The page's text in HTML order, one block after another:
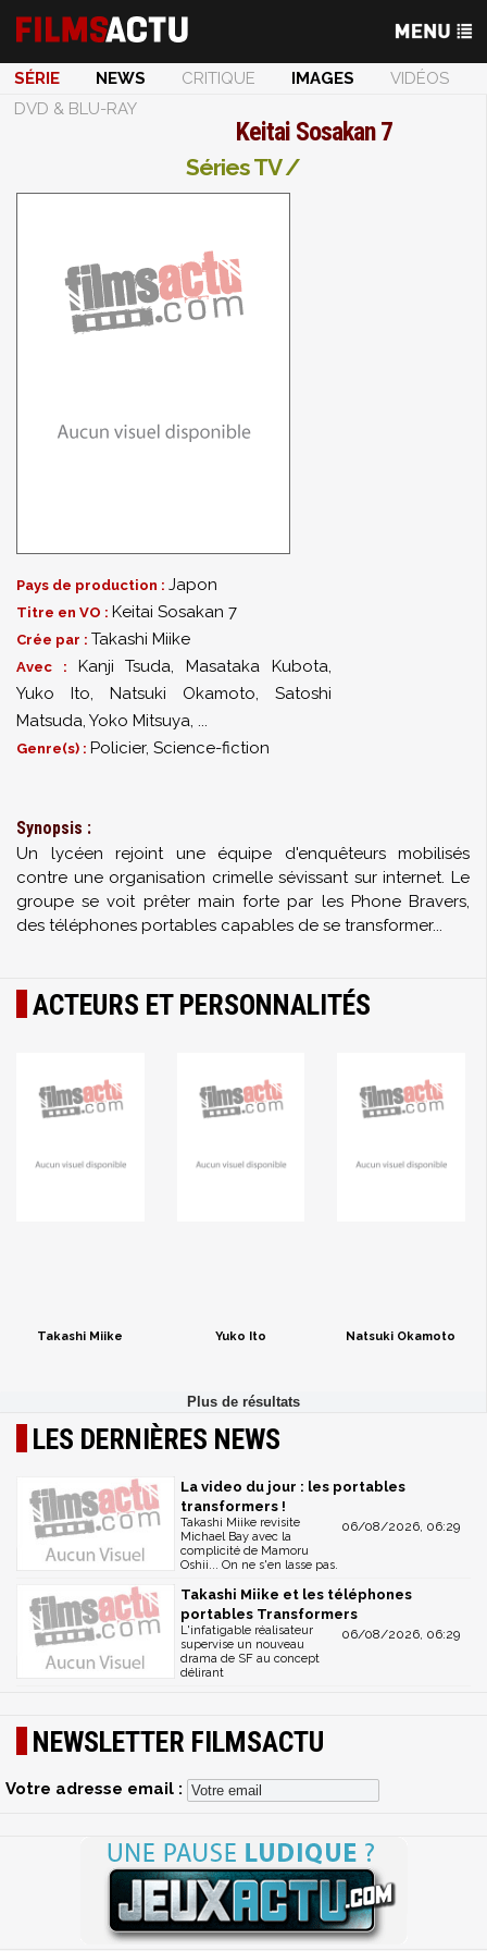
SÉRIE NEWS CRITIQUE IMAGES
VIDÉOS
DVD & BLU-RAY
Keitai Sosakan 7
Séries TV /
Pays de production : Japon
Titre en VO : Keitai Sosakan 7
Crée par : Takashi Miike
Avec : Kanji Tsuda,Masataka Kubota,
Yuko Ito, Natsuki Okamoto, Satoshi
Matsuda, Yoko Mitsuya, ...
Genre(s) : Policier, Science-fiction
Synopsis :
Un lycéen rejoint une équipe d'enquêteurs mobilisés
contre une organisation crimelle sévissant sur internet. Le
groupe se voit prêter main forte par les Phone Bravers,
des téléphones portables capables de se transformer...
ACTEURS ET PERSONNALITÉS
Takashi Miike Yuko Ito Natsuki Okamoto
LES DERNIÈRES NEWS
La video du jour : les portables
transformers !
06/08/2026, 06:29
Takashi Miike revisite
Michael Bay avec la
complicité de Mamoru
Oshii... On ne s'en lasse pas.
Takashi Miike et les téléphones
portables Transformers
06/08/2026, 06:29
L'infatigable réalisateur
supervise un nouveau
drama de SF au concept
délirant
NEWSLETTER FILMSACTU
Votre adresse email :